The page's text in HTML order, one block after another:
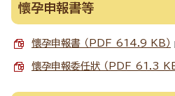
懷孕申報書等
懷孕申報書 （PDF 614.9 KB）
懷孕申報委任狀 （PDF 61.3 KB